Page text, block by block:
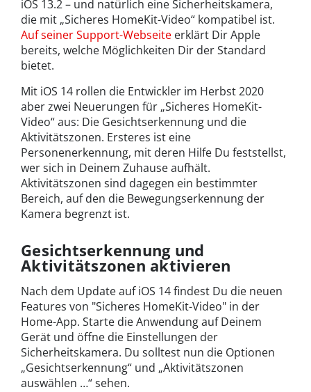
iOS 13.2 – und natürlich eine Sicherheitskamera,
die mit „Sicheres HomeKit-Video“ kompatibel ist.
Auf seiner Support-Webseite erklärt Dir Apple
bereits, welche Möglichkeiten Dir der Standard
bietet.
Mit iOS 14 rollen die Entwickler im Herbst 2020
aber zwei Neuerungen für „Sicheres HomeKit-
Video“ aus: Die Gesichtserkennung und die
Aktivitätszonen. Ersteres ist eine
Personenerkennung, mit deren Hilfe Du feststellst,
wer sich in Deinem Zuhause aufhält.
Aktivitätszonen sind dagegen ein bestimmter
Bereich, auf den die Bewegungserkennung der
Kamera begrenzt ist.
Gesichtserkennung und
Aktivitätszonen aktivieren
Nach dem Update auf iOS 14 findest Du die neuen
Features von "Sicheres HomeKit-Video" in der
Home-App. Starte die Anwendung auf Deinem
Gerät und öffne die Einstellungen der
Sicherheitskamera. Du solltest nun die Optionen
„Gesichtserkennung“ und „Aktivitätszonen
auswählen …“ sehen.